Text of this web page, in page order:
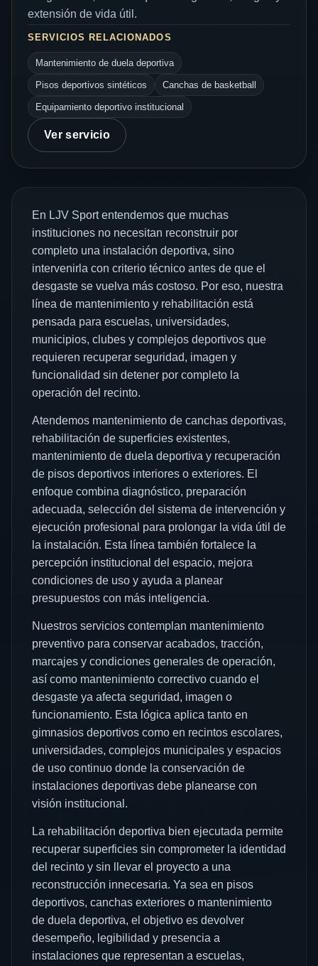
extensión de vida útil.
SERVICIOS RELACIONADOS
Mantenimiento de duela deportiva
Pisos deportivos sintéticos Canchas de basketball
Equipamiento deportivo institucional
Ver servicio
En LJV Sport entendemos que muchas
instituciones no necesitan reconstruir por
completo una instalación deportiva, sino
intervenirla con criterio técnico antes de que el
desgaste se vuelva más costoso. Por eso, nuestra
línea de mantenimiento y rehabilitación está
pensada para escuelas, universidades,
municipios, clubes y complejos deportivos que
requieren recuperar seguridad, imagen y
funcionalidad sin detener por completo la
operación del recinto.
Atendemos mantenimiento de canchas deportivas,
rehabilitación de superficies existentes,
mantenimiento de duela deportiva y recuperación
de pisos deportivos interiores o exteriores. El
enfoque combina diagnóstico, preparación
adecuada, selección del sistema de intervención y
ejecución profesional para prolongar la vida útil de
la instalación. Esta línea también fortalece la
percepción institucional del espacio, mejora
condiciones de uso y ayuda a planear
presupuestos con más inteligencia.
Nuestros servicios contemplan mantenimiento
preventivo para conservar acabados, tracción,
marcajes y condiciones generales de operación,
así como mantenimiento correctivo cuando el
desgaste ya afecta seguridad, imagen o
funcionamiento. Esta lógica aplica tanto en
gimnasios deportivos como en recintos escolares,
universidades, complejos municipales y espacios
de uso continuo donde la conservación de
instalaciones deportivas debe planearse con
visión institucional.
La rehabilitación deportiva bien ejecutada permite
recuperar superficies sin comprometer la identidad
del recinto y sin llevar el proyecto a una
reconstrucción innecesaria. Ya sea en pisos
deportivos, canchas exteriores o mantenimiento
de duela deportiva, el objetivo es devolver
desempeño, legibilidad y presencia a
instalaciones que representan a escuelas,